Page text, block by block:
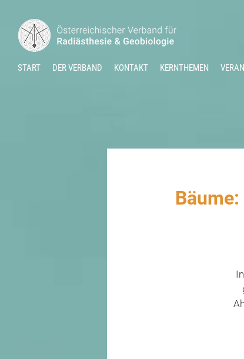
START DER VERBAND KONTAKT KERNTHEMEN